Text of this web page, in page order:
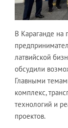
В Караганде на
латвийской
обсудили
Главными
комплекс,
технологий и
проектов.